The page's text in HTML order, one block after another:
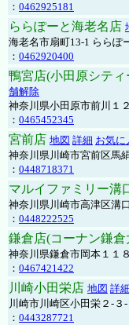
： 0462925181
ららぽーと海老名店
海老名市扇町13-1 ららぽ
： 0462920400
鴨宮店(小田原シテ
舗解除
神奈川県小田原市前川１
： 0465452345
宮前店 地図 詳細 お気に
神奈川県川崎市宮前区馬
： 0448718371
マルイファミリー溝
神奈川県川崎市高津区溝
： 0448222525
鎌倉店(コーナン鎌
神奈川県鎌倉市岡本１１
： 0467421422
川崎小田栄店 地図 詳細
川崎市川崎区小田栄２‐
： 0443287721